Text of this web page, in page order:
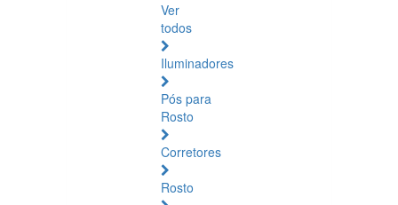
Ver
todos
Iluminadores
Pós para
Rosto
Corretores
Rosto